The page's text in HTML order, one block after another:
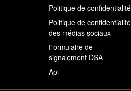
Politique de confidentialité
Politique de confidentialité
des médias sociaux
Formulaire de
signalement DSA
Api